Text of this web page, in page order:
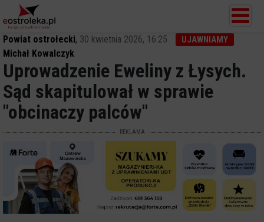
Powiat ostrołecki, 30 kwietnia 2026, 16:25 UJAWNIAMY
Michał Kowalczyk
Uprowadzenie Eweliny z Łysych.
Sąd skapitulował w sprawie
"obcinaczy palców"
REKLAMA